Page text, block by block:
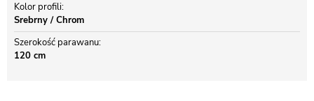
Kolor profili
Srebrny / Chrom
Szerokość parawanu
120 cm